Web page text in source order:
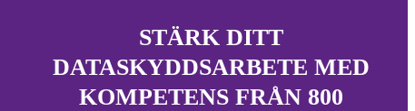
STÄRK DITT
DATASKYDDSARBETE MED
KOMPETENS FRÅN 800